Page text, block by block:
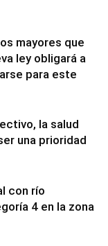
mayores que
ley obligará a
para este
la salud
una prioridad
con río
4 en la zona